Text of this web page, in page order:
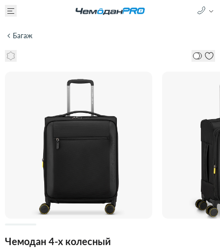
Багаж
Чемодан 4-х колесный